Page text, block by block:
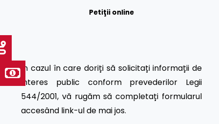
Petiţii online
În cazul în care doriți să solicitați informații de
interes public conform prevederilor Legii
544/2001, vă rugăm să completați formularul
accesând link-ul de mai jos.